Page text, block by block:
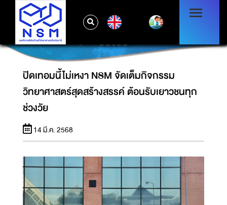
ปิดเทอมนี้ไม่เหงา NSM จัดเต็มกิจกรรม
วิทยาศาสตร์สุดสร้างสรรค์ ต้อนรับเยาวชนทุก
ช่วงวัย
ปิดเทอมนี้ไม่เหงา NSM จัดเต็มกิจกรรม
วิทยาศาสตร์สุดสร้างสรรค์ ต้อนรับเยาวชนทุก
ช่วงวัย
14 มี.ค. 2568